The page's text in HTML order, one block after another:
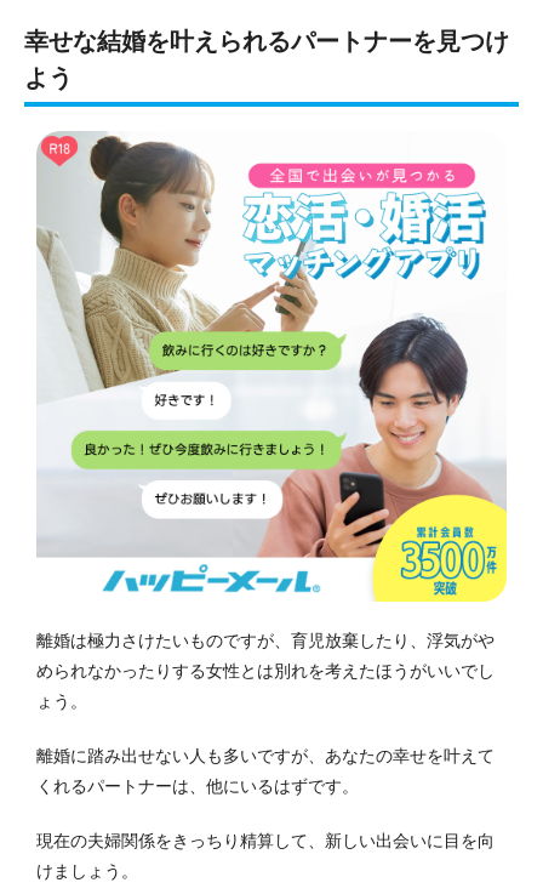
幸せな結婚を叶えられるパートナーを見つけ
よう
離婚は極力さけたいものですが、育児放棄したり、浮気がや
められなかったりする女性とは別れを考えたほうがいいでし
ょう。
離婚に踏み出せない人も多いですが、あなたの幸せを叶えて
くれるパートナーは、他にいるはずです。
現在の夫婦関係をきっちり精算して、新しい出会いに目を向
けましょう。